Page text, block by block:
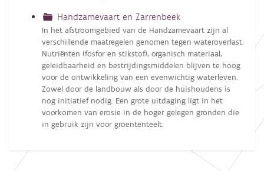
Handzamevaart en Zarrenbeek
In het afstroomgebied van de Handzamevaart zijn al
verschillende maatregelen genomen tegen wateroverlast.
Nutriënten (fosfor en stikstof), organisch materiaal,
geleidbaarheid en bestrijdingsmiddelen blijven te hoog
voor de ontwikkeling van een evenwichtig waterleven.
Zowel door de landbouw als door de huishoudens is
nog initiatief nodig. Een grote uitdaging ligt in het
voorkomen van erosie in de hoger gelegen gronden die
in gebruik zijn voor groententeelt.